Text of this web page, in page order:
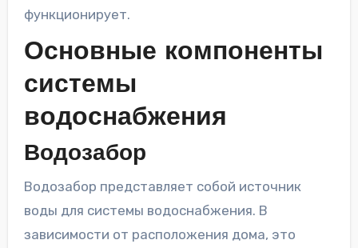
функционирует.
Основные компоненты
системы
водоснабжения
Водозабор
Водозабор представляет собой источник
воды для системы водоснабжения. В
зависимости от расположения дома, это